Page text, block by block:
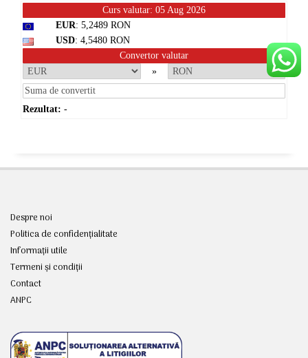
Curs valutar: 05 Aug 2026
EUR: 5,2489 RON
USD: 4,5480 RON
Convertor valutar
»
Rezultat: -
Despre noi
Politica de confidențialitate
Informații utile
Termeni și condiții
Contact
ANPC